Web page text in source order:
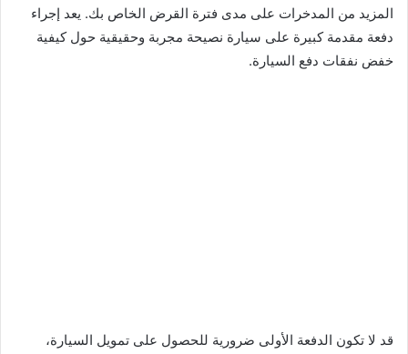
المزيد من المدخرات على مدى فترة القرض الخاص بك. يعد إجراء
دفعة مقدمة كبيرة على سيارة نصيحة مجربة وحقيقية حول كيفية
خفض نفقات دفع السيارة.
قد لا تكون الدفعة الأولى ضرورية للحصول على تمويل السيارة،